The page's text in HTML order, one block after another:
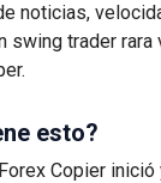
noticias,
swing trader
esto?
Copier